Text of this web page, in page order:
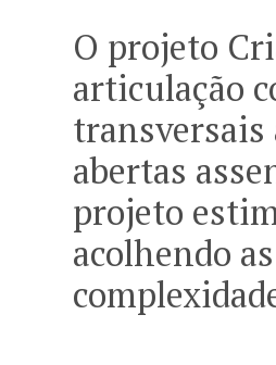
O projeto
articulação
transversais
abertas
projeto
acolhendo